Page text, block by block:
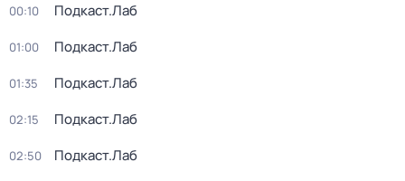
00:10 Подкаст.Лаб
01:00 Подкаст.Лаб
01:35 Подкаст.Лаб
02:15 Подкаст.Лаб
02:50 Подкаст.Лаб